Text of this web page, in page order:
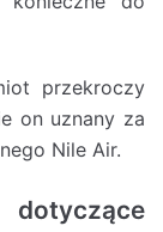
przekroczy
on uznany za
Nile Air.